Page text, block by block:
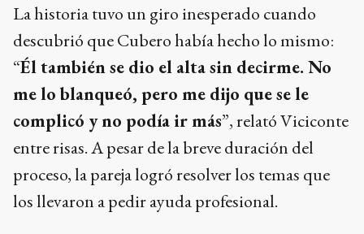
La historia tuvo un giro inesperado cuando
descubrió que Cubero había hecho lo mismo:
“Él también se dio el alta sin decirme. No
me lo blanqueó, pero me dijo que se le
complicó y no podía ir más”, relató Viciconte
entre risas. A pesar de la breve duración del
proceso, la pareja logró resolver los temas que
los llevaron a pedir ayuda profesional.